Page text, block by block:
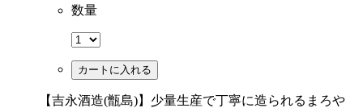
数量
カートに入れる
【吉永酒造(甑島)】少量生産で丁寧に造られるまろや